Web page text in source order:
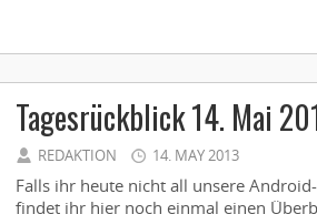
Tagesrückblick 14. Mai
REDAKTION 14. MAY 2013
Falls ihr heute nicht all unsere
findet ihr hier noch einmal einen